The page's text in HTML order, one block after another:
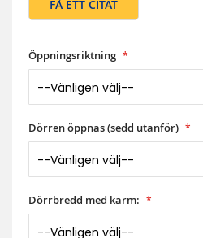
FÅ ETT CITAT
Öppningsriktning
Dörren öppnas (sedd utanför)
Dörrbredd med karm: